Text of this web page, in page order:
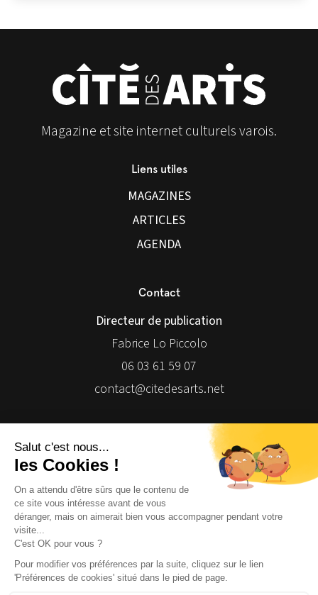
Magazine et site internet culturels varois.
Liens utiles
MAGAZINES
ARTICLES
AGENDA
Contact
Directeur de publication
Fabrice Lo Piccolo
06 03 61 59 07
contact@citedesarts.net